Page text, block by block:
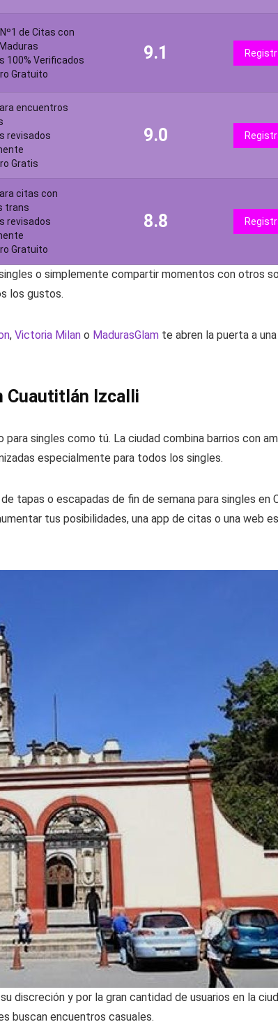
de Citas con
100% Verificados
Gratuito
9.1
encuentros
revisados
Gratis
9.0
citas con
trans
revisados
Gratuito
8.8
o simplemente compartir momentos con otros
los gustos.
, Victoria Milan o MadurasGlam te abren la puerta a
Cuautitlán Izcalli
singles como tú. La ciudad combina barrios con
especialmente para todos los singles.
tapas o escapadas de fin de semana para singles en
tus posibilidades, una app de citas o una web
discreción y por la gran cantidad de usuarios en la
buscan encuentros casuales.